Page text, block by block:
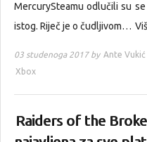
MercurySteamu odlučili su
istog. Riječ je o čudljivom…
03 studenoga 2017 by Ante Vukić
Xbox
Raiders of the